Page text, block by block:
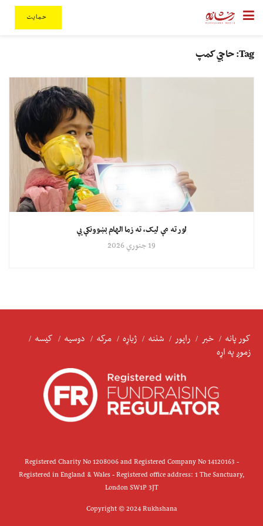
حمایت
Tag: حاجي کمپ
لور ته مې لیک، ته زما الهام بښوونکې یې
19 جنوري 2026
کور پانه خبر راپور شننه ژباړه مرکه دوسیه
کیسه
زموږ په اړه
Registered Charity No 1208006 and Registered Company No 14120163 -
Registered in England & Wales - Registered office address: 1 The Sanctuary,
London SW1P 3JT
Copyright © 2024 Rukhshana